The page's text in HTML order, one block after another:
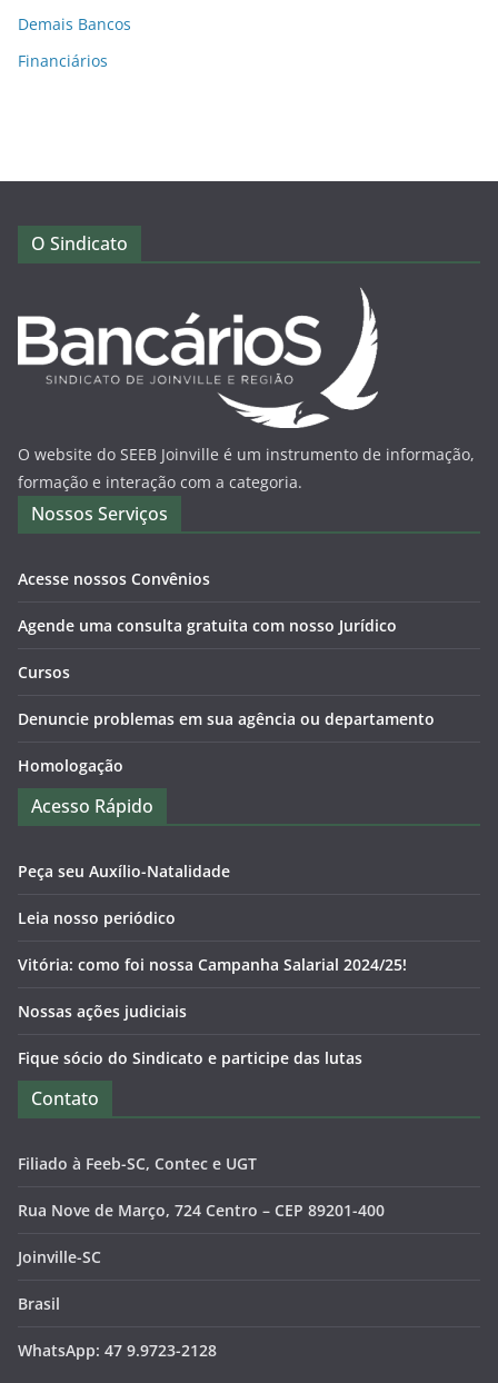
Demais Bancos
Financiários
O Sindicato
O website do SEEB Joinville é um instrumento de informação,
formação e interação com a categoria.
Nossos Serviços
Acesse nossos Convênios
Agende uma consulta gratuita com nosso Jurídico
Cursos
Denuncie problemas em sua agência ou departamento
Homologação
Acesso Rápido
Peça seu Auxílio-Natalidade
Leia nosso periódico
Vitória: como foi nossa Campanha Salarial 2024/25!
Nossas ações judiciais
Fique sócio do Sindicato e participe das lutas
Contato
Filiado à Feeb-SC, Contec e UGT
Rua Nove de Março, 724 Centro – CEP 89201-400
Joinville-SC
Brasil
WhatsApp: 47 9.9723-2128